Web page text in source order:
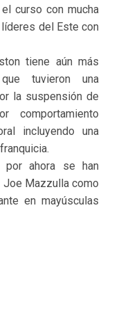
curso con mucha
del Este con
tiene aún más
tuvieron una
la suspensión de
comportamiento
incluyendo una
ahora se han
Joe Mazzulla como
en mayúsculas